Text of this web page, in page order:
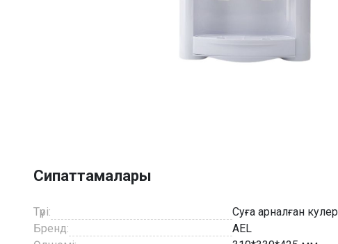
7
Сипаттамалары
Түрі:
Суға арналған кулер
Бренд:
AEL